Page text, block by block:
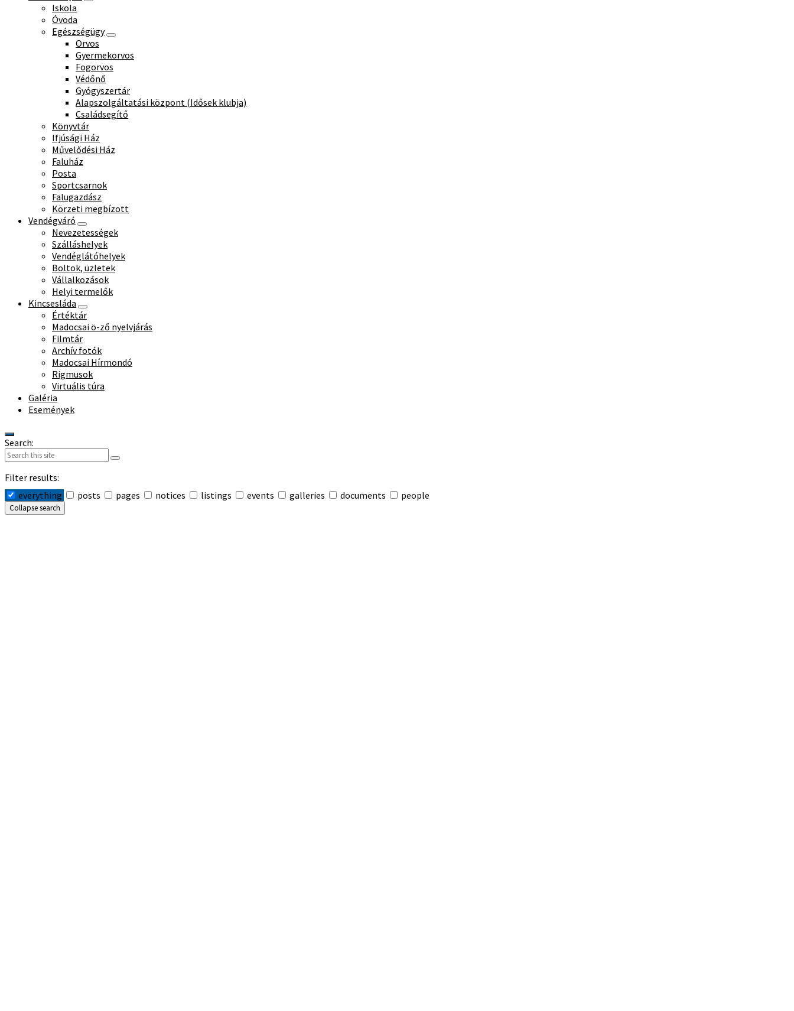
Iskola
Óvoda
Egészségügy
Orvos
Gyermekorvos
Fogorvos
Védőnő
Gyógyszertár
Alapszolgáltatási központ (Idősek klubja)
Családsegítő
Könyvtár
Ifjúsági Ház
Művelődési Ház
Faluház
Posta
Sportcsarnok
Falugazdász
Körzeti megbízott
Vendégváró
Nevezetességek
Szálláshelyek
Vendéglátóhelyek
Boltok, üzletek
Vállalkozások
Helyi termelők
Kincsesláda
Értéktár
Madocsai ö-ző nyelvjárás
Filmtár
Archív fotók
Madocsai Hírmondó
Rigmusok
Virtuális túra
Galéria
Események
Search:
Filter results:
everything
posts pages notices listings events galleries documents people
Collapse search